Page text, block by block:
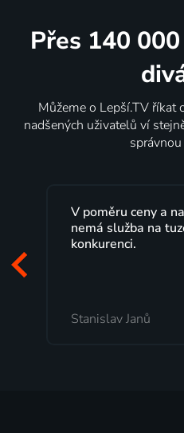
Přes 140
Můžeme o Lepší.TV říkat
nadšených uživatelů ví
Lepší.TV sleduji
maximální
programů a
Milada Tomešová